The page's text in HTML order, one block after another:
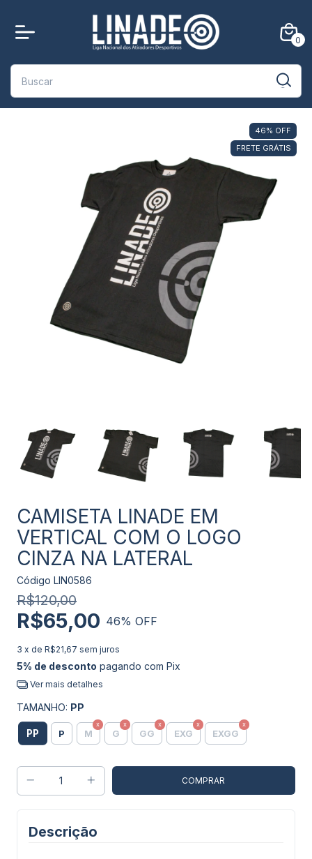
0
46% OFF
FRETE GRÁTIS
CAMISETA LINADE EM
VERTICAL COM O LOGO
CINZA NA LATERAL
Código LIN0586
R$120,00
R$65,00 46% OFF
3 x de R$21,67 sem juros
5% de desconto pagando com Pix
Ver mais detalhes
TAMANHO: PP
PP P M G GG EXG EXGG
Descrição